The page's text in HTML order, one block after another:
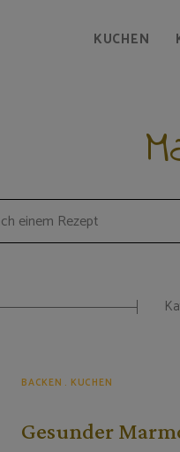
KUCHEN
BACKEN KUCHEN
Gesunder